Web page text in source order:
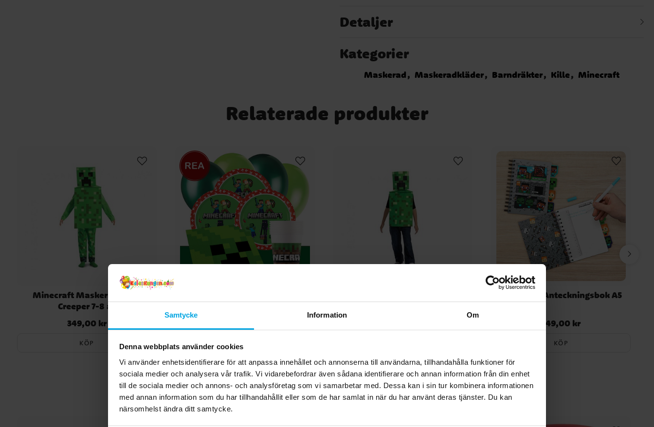
Samtycke Information Om
Denna webbplats använder cookies
Vi använder enhetsidentifierare för att anpassa innehållet och annonserna till användarna, tillhandahålla funktioner för
sociala medier och analysera vår trafik. Vi vidarebefordrar även sådana identifierare och annan information från din enhet
till de sociala medier och annons- och analysföretag som vi samarbetar med. Dessa kan i sin tur kombinera informationen
med annan information som du har tillhandahållit eller som de har samlat in när du har använt deras tjänster. Du kan
närsomhelst ändra ditt samtycke.
Detaljer
Kategorier
Maskerad Maskeradkläder Barndräkter Kille Minecraft
Relaterade produkter
Minecraft Maskeraddräkt
Creeper 7-8 år
Pris:349,00 kr
349,00 kr
KÖP
199,00 kr
GÅ TILL
Minecraft Anteckningsbok A5
Pris:149,00 kr
149,00 kr
KÖP
Andra köpte även